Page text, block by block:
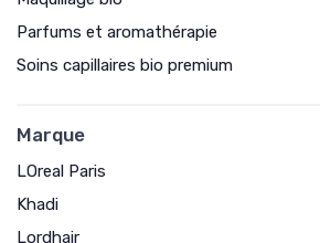
Parfums et aromathérapie
Soins capillaires bio premium
Marque
LOreal Paris
Khadi
Lordhair